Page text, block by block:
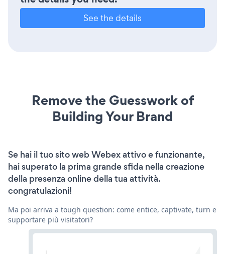
See the details
Remove the Guesswork of
Building Your Brand
Se hai il tuo sito web Webex attivo e funzionante,
hai superato la prima grande sfida nella creazione
della presenza online della tua attività.
congratulazioni!
Ma poi arriva a tough question: come entice, captivate, turn e
supportare più visitatori?